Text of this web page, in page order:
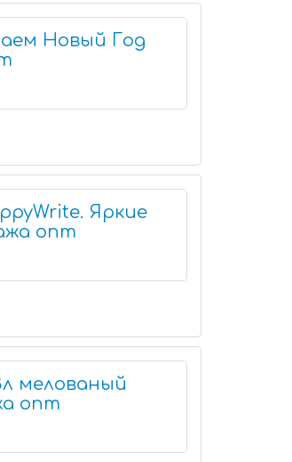
Новый Год
Яркие
опт
мелованый
опт